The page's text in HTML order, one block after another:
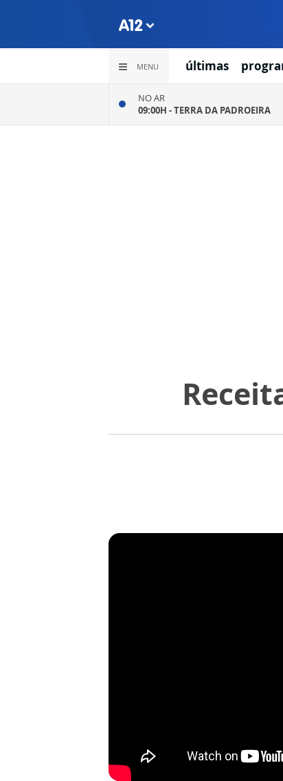
MENU últimas
NO AR
09:00H -TERRA DA PADROEIRA